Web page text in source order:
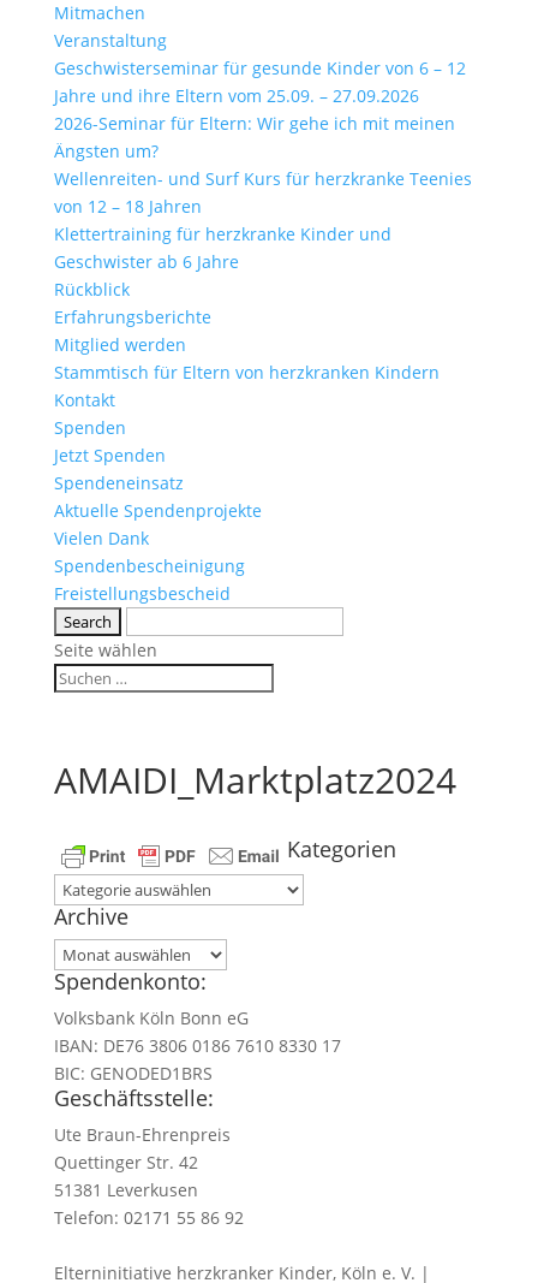
Mitmachen
Veranstaltung
Geschwisterseminar für gesunde Kinder von 6 – 12
Jahre und ihre Eltern vom 25.09. – 27.09.2026
2026-Seminar für Eltern: Wir gehe ich mit meinen
Ängsten um?
Wellenreiten- und Surf Kurs für herzkranke Teenies
von 12 – 18 Jahren
Klettertraining für herzkranke Kinder und
Geschwister ab 6 Jahre
Rückblick
Erfahrungsberichte
Mitglied werden
Stammtisch für Eltern von herzkranken Kindern
Kontakt
Spenden
Jetzt Spenden
Spendeneinsatz
Aktuelle Spendenprojekte
Vielen Dank
Spendenbescheinigung
Freistellungsbescheid
Seite wählen
AMAIDI_Marktplatz2024
Kategorien
Kategorien
Archive
Archive
Spendenkonto:
Volksbank Köln Bonn eG
IBAN: DE76 3806 0186 7610 8330 17
BIC: GENODED1BRS
Geschäftsstelle:
Ute Braun-Ehrenpreis
Quettinger Str. 42
51381 Leverkusen
Telefon: 02171 55 86 92
Elterninitiative herzkranker Kinder, Köln e. V. |